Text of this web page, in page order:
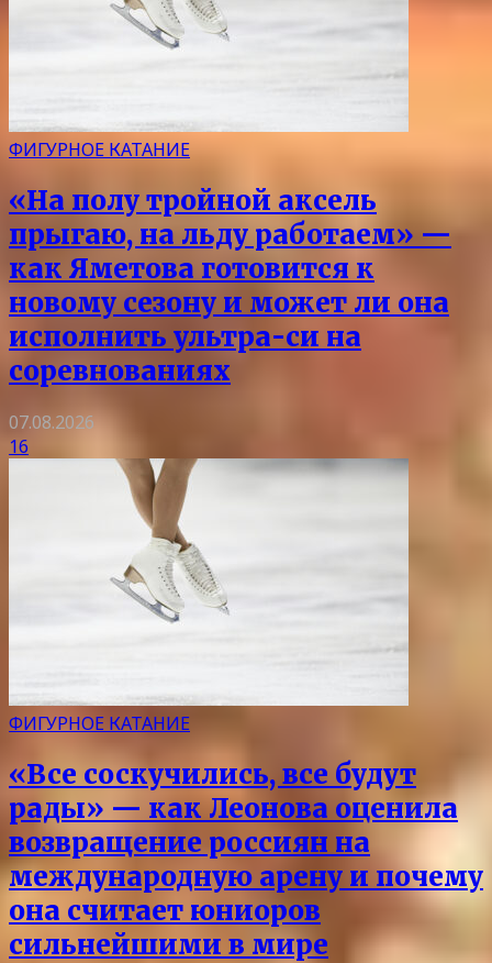
ФИГУРНОЕ КАТАНИЕ
«На полу тройной аксель
прыгаю, на льду работаем» —
как Яметова готовится к
новому сезону и может ли она
исполнить ультра-си на
соревнованиях
07.08.2026
16
ФИГУРНОЕ КАТАНИЕ
«Все соскучились, все будут
рады» — как Леонова оценила
возвращение россиян на
международную арену и почему
она считает юниоров
сильнейшими в мире